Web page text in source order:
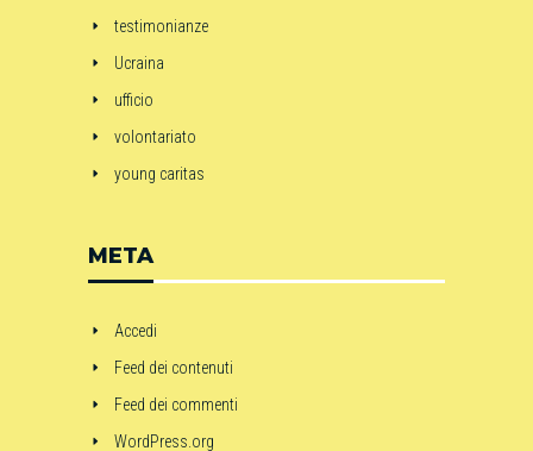
testimonianze
Ucraina
ufficio
volontariato
young caritas
META
Accedi
Feed dei contenuti
Feed dei commenti
WordPress.org